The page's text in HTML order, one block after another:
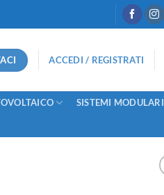
ACCEDI / REGISTRATI
SISTEMI MODULARI